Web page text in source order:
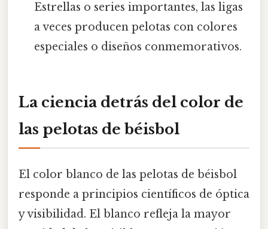
Estrellas o series importantes, las ligas
a veces producen pelotas con colores
especiales o diseños conmemorativos.
La ciencia detrás del color de
las pelotas de béisbol
El color blanco de las pelotas de béisbol
responde a principios científicos de óptica
y visibilidad. El blanco refleja la mayor